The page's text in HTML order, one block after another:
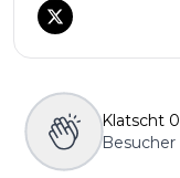
Klatscht 0
Besucher